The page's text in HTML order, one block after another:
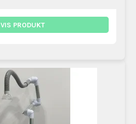
VIS PRODUKT